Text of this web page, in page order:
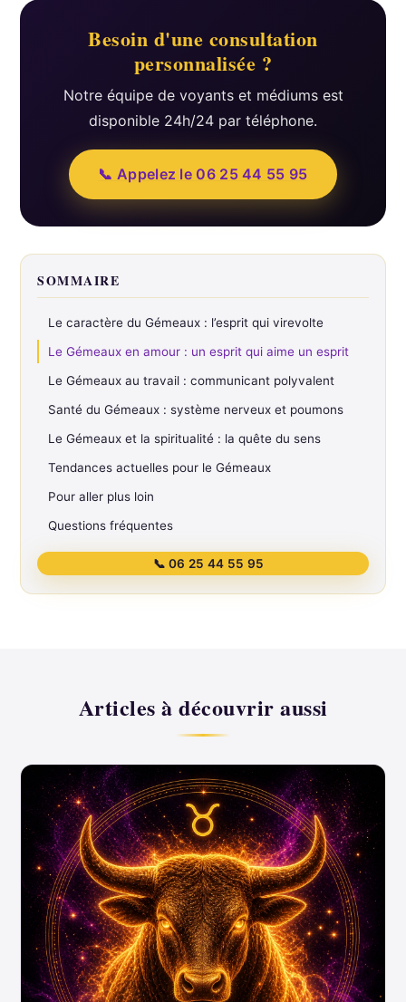
SOMMAIRE
Le caractère du Gémeaux : l’esprit qui virevolte
Le Gémeaux en amour : un esprit qui aime un esprit
Le Gémeaux au travail : communicant polyvalent
Santé du Gémeaux : système nerveux et poumons
Le Gémeaux et la spiritualité : la quête du sens
Tendances actuelles pour le Gémeaux
Pour aller plus loin
Questions fréquentes
📞 06 25 44 55 95
Besoin d'une consultation
personnalisée ?
Notre équipe de voyants et médiums est
disponible 24h/24 par téléphone.
📞 Appelez le 06 25 44 55 95
Articles à découvrir aussi